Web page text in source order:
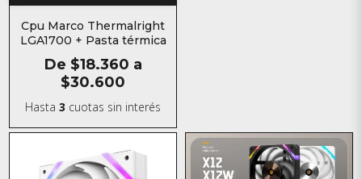
Cpu Marco Thermalright
LGA1700 + Pasta térmica
De $18.360 a
$30.600
Hasta3 cuotas sin interés